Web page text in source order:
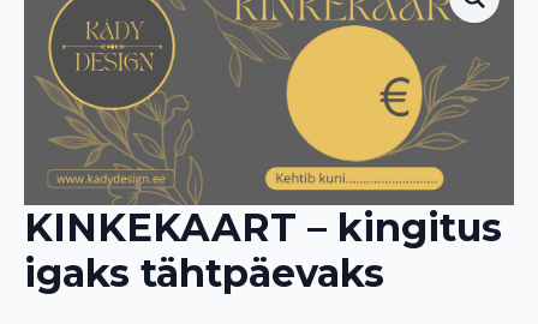
KINKEKAART – kingitus
igaks tähtpäevaks